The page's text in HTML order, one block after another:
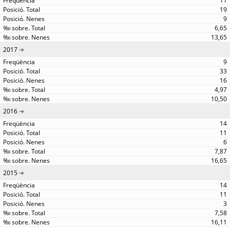
19
9
6,65
13,65
2017
9
33
16
4,97
10,50
2016
14
11
6
7,87
16,65
2015
14
11
3
7,58
16,11